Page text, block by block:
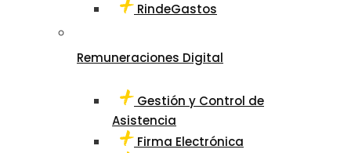
RindeGastos
Remuneraciones Digital
Gestión y Control de
Asistencia
Firma Electrónica